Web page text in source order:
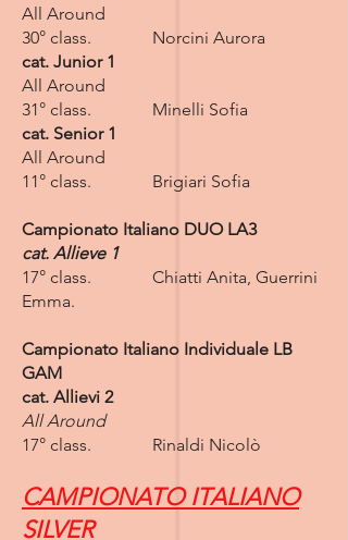
All Around
30° class. Norcini Aurora
cat. Junior 1
All Around
31° class. Minelli Sofia
cat. Senior 1
All Around
11° class. Brigiari Sofia
Campionato Italiano DUO LA3
cat. Allieve 1
17° class. Chiatti Anita, Guerrini
Emma.
Campionato Italiano Individuale LB
GAM
cat. Allievi 2
All Around
17° class. Rinaldi Nicolò
CAMPIONATO ITALIANO
SILVER